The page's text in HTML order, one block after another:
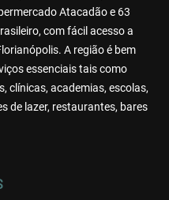
Atacadão e 63
com fácil acesso a
A região é bem
essenciais tais como
clínicas, academias, escolas,
de lazer, restaurantes, bares